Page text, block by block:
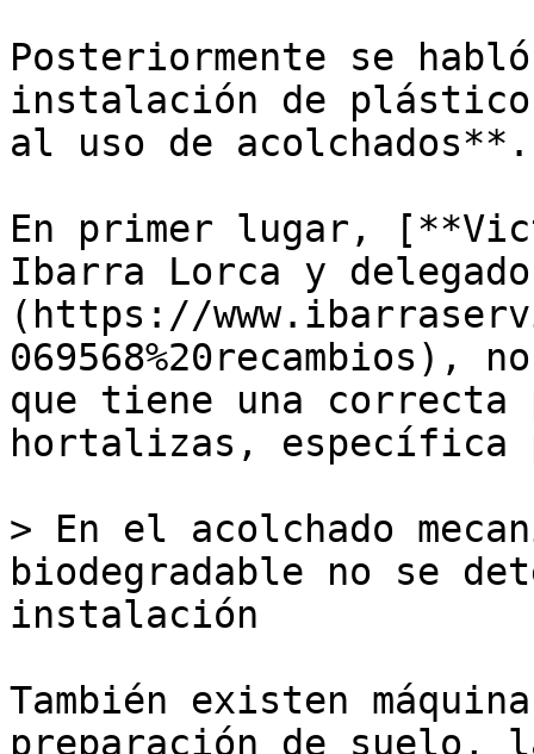
Posteriormente se
instalación de
al uso de
En primer lugar,
Ibarra Lorca y
(https://
069568%20recambios),
que tiene una correcta
hortalizas,
> En el acolchado
biodegradable no se
instalación
También existen
preparación de suelo,